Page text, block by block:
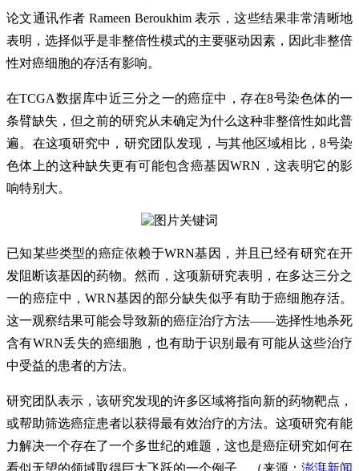
论文通讯作者 Rameen Beroukhim 表示，这些结果非常清晰地
表明，选择似乎是非整倍性模式的主要驱动因素，因此非整倍
性对癌细胞的存活有影响。
在TCGA数据库中近三分之一的癌症中，存在8号染色体的一
条臂缺失，但之前的研究从未确定为什么这种非整倍性如此普
遍。在这项研究中，研究团队发现，与其他区域相比，8号染
色体上的这种缺失更有可能包含癌基因WRN，这表明它的影
响特别大。
已知某些类型的癌症依赖于WRN基因，并且已经有研究在开
发阻断该基因的药物。然而，这项新研究表明，在多达三分之
一的癌症中，WRN基因的部分缺失似乎有助于癌细胞存活。
这一观察结果可能会导致新的癌症治疗方法——选择性地杀死
含有WRN丢失的癌细胞，也有助于识别最有可能从这些治疗
中受益的患者的方法。
研究团队表示，该研究发现的许多区域将指向新的药物靶点，
或帮助筛选癌症患者以获得最有效治疗的方法。这项研究有能
力解决一个存在了一个多世纪的难题，这也是癌症研究如何在
看似无望的领域取得巨大飞跃的一个例子。（来源： 澎湃新闻